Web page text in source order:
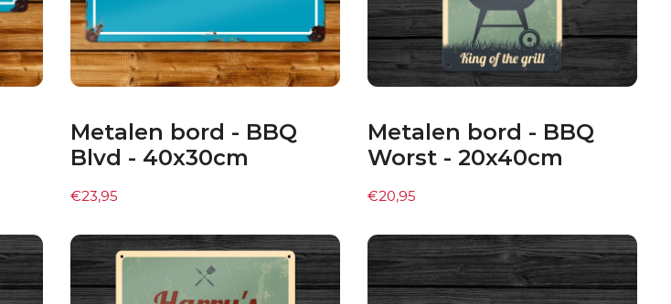
Metalen bord - BBQ
Blvd - 40x30cm
€23,95
Metalen bord - BBQ
Worst - 20x40cm
€20,95